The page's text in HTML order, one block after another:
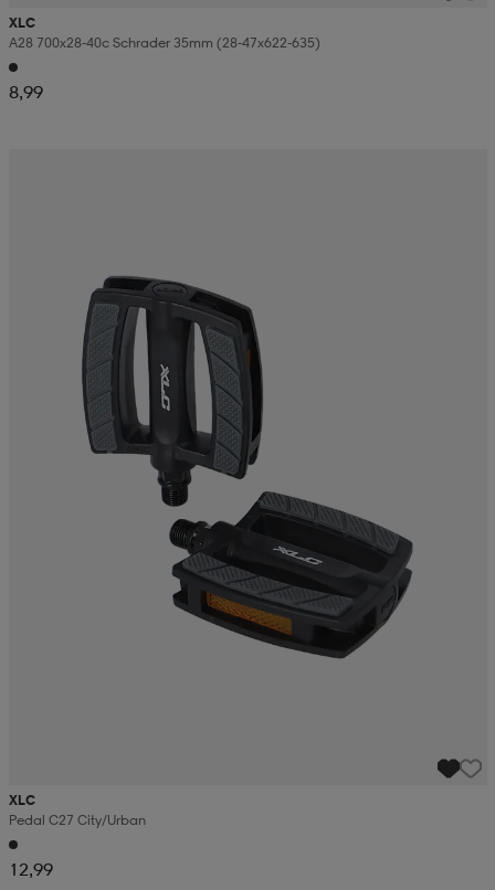
XLC
A28 700x28-40c Schrader 35mm (28-47x622-635)
8,99
XLC
Pedal C27 City/urban
12,99